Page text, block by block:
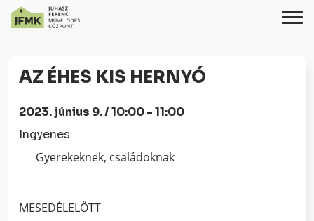
Content
navigációhozAZ ÉHES KIS HERNYÓ
2023. június 9. / 10:00 - 11:00
Ingyenes
Gyerekeknek, családoknak
MESEDÉLELŐTT